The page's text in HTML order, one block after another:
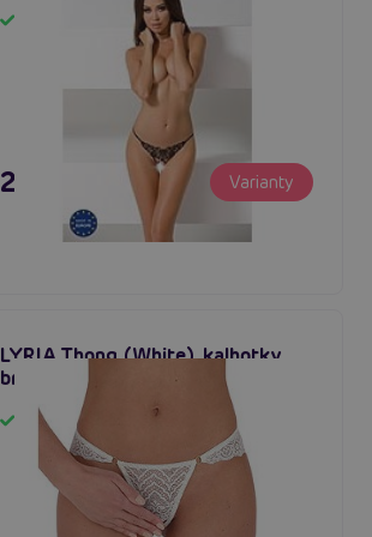
295 Kč Varianty
LYRIA Thong (White), kalhotky
brazilky s otevřeným rozkrokem
Skladem